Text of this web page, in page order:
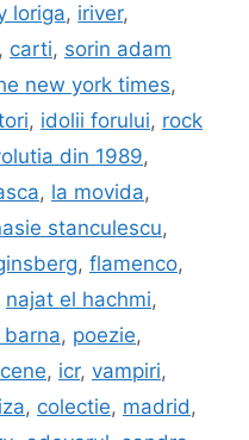
loriga, iriver,
, carti, sorin adam
new york times,
, idolii forului, rock
din 1989,
, la movida,
stanculescu,
, flamenco,
najat el hachmi,
barna, poezie,
, icr, vampiri,
, colectie, madrid ,